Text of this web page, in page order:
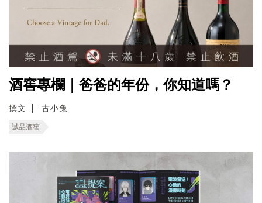
酒窖專欄｜爸爸的年份，你知道嗎？
撰文 古小兔
誠品酒窖